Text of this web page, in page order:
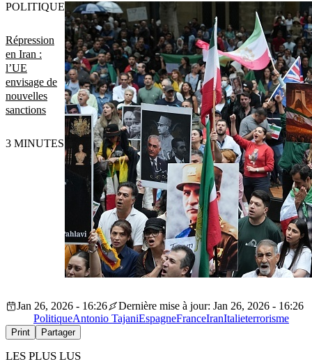
Répression
en Iran :
l’UE
envisage de
nouvelles
sanctions
POLITIQUE
3 MINUTES
Jan 26, 2026 - 16:26
Dernière mise à jour: Jan 26, 2026 - 16:26
PolitiqueAntonio TajaniEspagneFranceIranItalieterrorisme
Print Partager
LES PLUS LUS